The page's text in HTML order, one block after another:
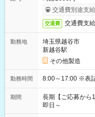
交通費別途支
交通費 交通費支
勤務地
埼玉県越谷市
新越谷駅
その他製造
勤務時間 8:00～
期間
長期【ご応募から
即日～